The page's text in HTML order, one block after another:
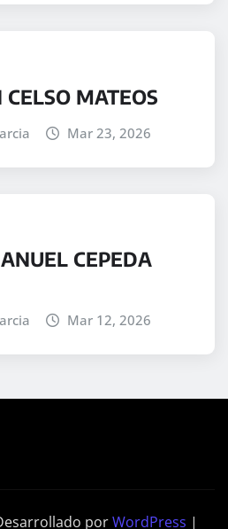
MATEOS
Mar 23, 2026
CEPEDA
Mar 12, 2026
porWordPress |